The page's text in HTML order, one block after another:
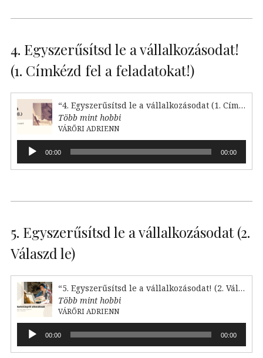
4. Egyszerűsítsd le a vállalkozásodat!
(1. Címkézd fel a feladatokat!)
“4. Egyszerűsítsd le a vállalkozásodat (1. Címkézd fel!)”
Több mint hobbi
VÁRŐRI ADRIENN
Audió
lejátszó00:00 00:00
5. Egyszerűsítsd le a vállalkozásodat (2.
Válaszd le)
“5. Egyszerűsítsd le a vállalkozásodat! (2. Válaszd le)”
Több mint hobbi
VÁRŐRI ADRIENN
Audió
lejátszó00:00 00:00